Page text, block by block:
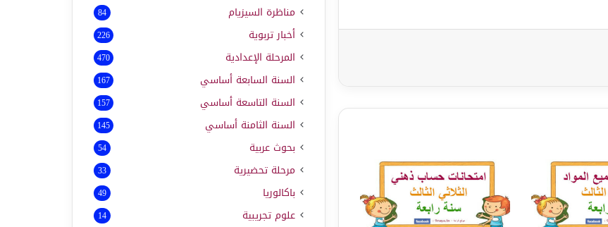
مناظرة السيزيام 84
أخبار تربوية 226
المرحلة الإعدادية 470
السنة السابعة أساسي 167
السنة التاسعة أساسي 157
السنة الثامنة أساسي 145
بحوث عربية 54
مرحلة تحضيرية 33
باكالوريا 49
علوم تجريبية 14